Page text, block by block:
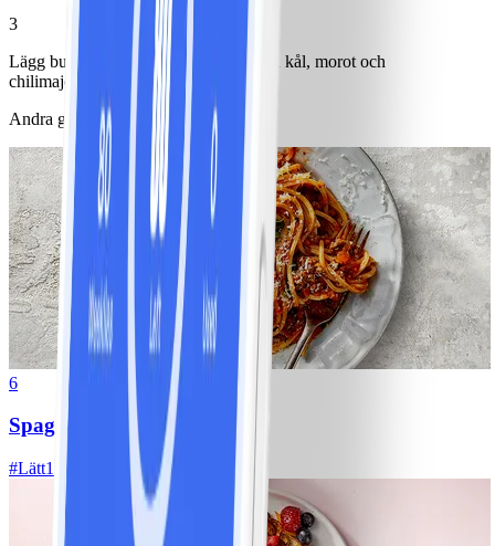
3
Lägg burgarna i bröden och toppa med kål, morot och
chilimajonnäs.
Andra gillade också
6
Spagetti med köttfärssås
#Lätt10 MIN